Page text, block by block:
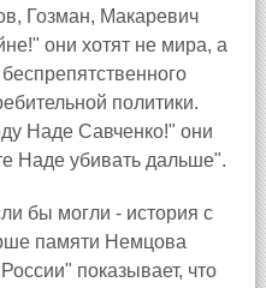
Гозман, Макаревич
они хотят не мира, а
политики.
Наде Савченко!" они
Наде убивать дальше".
бы могли - история с
памяти Немцова
показывает, что